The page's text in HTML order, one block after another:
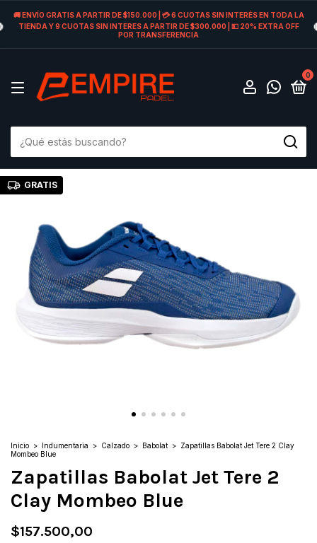
🚚 ENVÍO GRATIS A PARTIR DE $150.000 | 💳 6 CUOTAS SIN INTERÉS EN TODA LA
TIENDA Y 9 CUOTAS SIN INTERES A PARTIR DE $300.000 | 💵 20% EXTRA OFF
POR TRANSFERENCIA
0
GRATIS
Inicio > Indumentaria > Calzado > Babolat > Zapatillas Babolat Jet Tere 2 Clay
Mombeo Blue
Zapatillas Babolat Jet Tere 2
Clay Mombeo Blue
$157.500,00